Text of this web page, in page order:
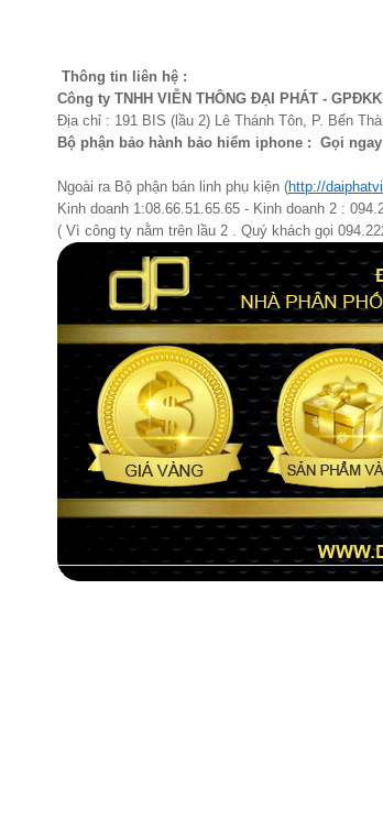
Thông tin liên hệ :
Công ty TNHH VIỄN THÔNG ĐẠI PHÁT -
Địa chỉ : 191 BIS (lầu 2) Lê Thánh Tôn, P. Bến
Bộ phận bảo hành bảo hiểm iphone : Gọi ngay
Ngoài ra Bộ phận bán linh phụ kiện (http://
Kinh doanh 1:08.66.51.65.65 - Kinh doanh 2 :
( Vì công ty nằm trên lầu 2 . Quý khách gọi